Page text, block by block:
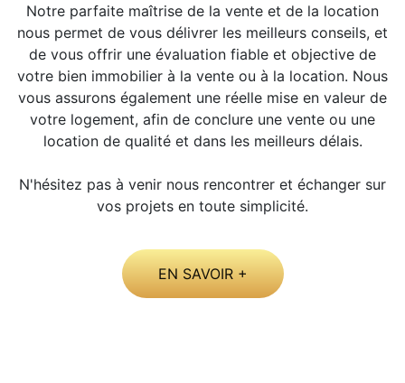
Notre parfaite maîtrise de la vente et de la location
nous permet de vous délivrer les meilleurs conseils, et
de vous offrir une évaluation fiable et objective de
votre bien immobilier à la vente ou à la location. Nous
vous assurons également une réelle mise en valeur de
votre logement, afin de conclure une vente ou une
location de qualité et dans les meilleurs délais.
N'hésitez pas à venir nous rencontrer et échanger sur
vos projets en toute simplicité.
EN SAVOIR +